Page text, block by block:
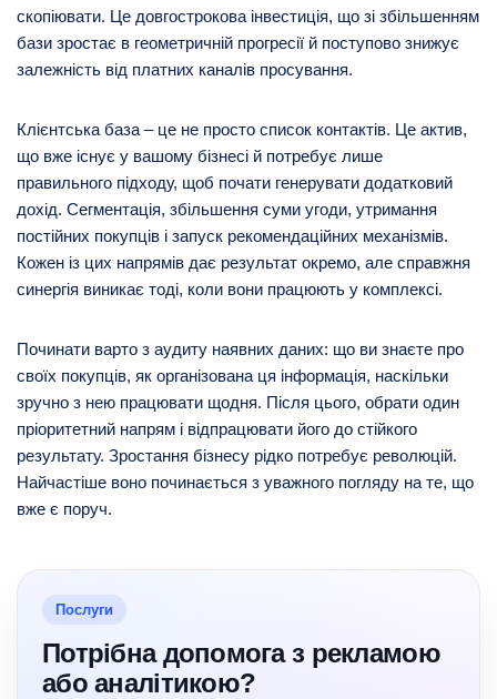
скопіювати. Це довгострокова інвестиція, що зі збільшенням
бази зростає в геометричній прогресії й поступово знижує
залежність від платних каналів просування.
Клієнтська база – це не просто список контактів. Це актив,
що вже існує у вашому бізнесі й потребує лише
правильного підходу, щоб почати генерувати додатковий
дохід. Сегментація, збільшення суми угоди, утримання
постійних покупців і запуск рекомендаційних механізмів.
Кожен із цих напрямів дає результат окремо, але справжня
синергія виникає тоді, коли вони працюють у комплексі.
Починати варто з аудиту наявних даних: що ви знаєте про
своїх покупців, як організована ця інформація, наскільки
зручно з нею працювати щодня. Після цього, обрати один
пріоритетний напрям і відпрацювати його до стійкого
результату. Зростання бізнесу рідко потребує революцій.
Найчастіше воно починається з уважного погляду на те, що
вже є поруч.
Послуги
Потрібна допомога з рекламою
або аналітикою?